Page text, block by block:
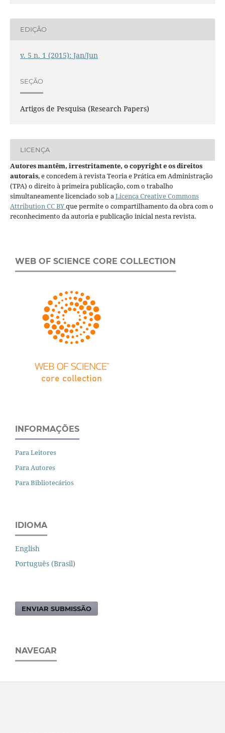
EDIÇÃO
v. 5 n. 1 (2015): Jan/Jun
SEÇÃO
Artigos de Pesquisa (Research Papers)
LICENÇA
Autores mantêm, irrestritamente, o copyright e os direitos
autorais, e concedem à revista Teoria e Prática em Administração
(TPA) o direito à primeira publicação, com o trabalho
simultaneamente licenciado sob aLicença Creative Commons
Attribution CC BYque permite o compartilhamento da obra com o
reconhecimento da autoria e publicação inicial nesta revista.
WEB OF SCIENCE CORE COLLECTION
INFORMAÇÕES
Para Leitores
Para Autores
Para Bibliotecários
IDIOMA
English
Português (Brasil)
ENVIAR SUBMISSÃO
NAVEGAR